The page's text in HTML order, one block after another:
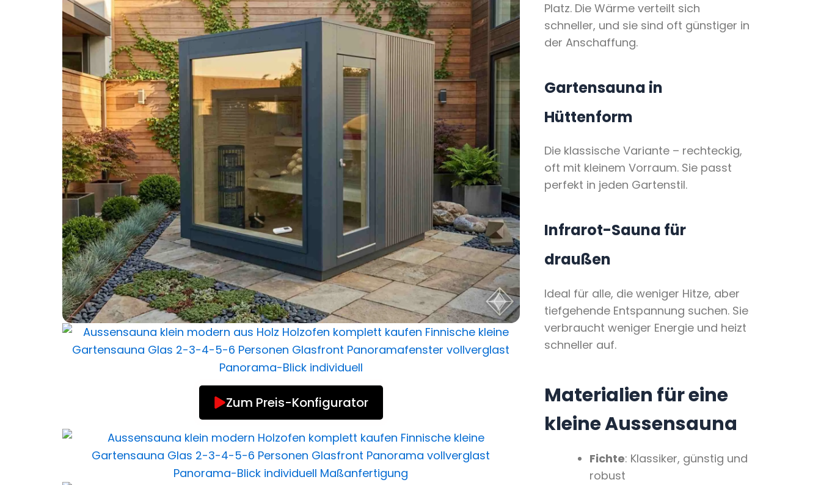
Zum Preis-Konfigurator
Platz. Die Wärme verteilt sich
schneller, und sie sind oft günstiger in
der Anschaffung.
Gartensauna in
Hüttenform
Die klassische Variante – rechteckig,
oft mit kleinem Vorraum. Sie passt
perfekt in jeden Gartenstil.
Infrarot-Sauna für
draußen
Ideal für alle, die weniger Hitze, aber
tiefgehende Entspannung suchen. Sie
verbraucht weniger Energie und heizt
schneller auf.
Materialien für eine
kleine Aussensauna
Fichte: Klassiker, günstig und
robust